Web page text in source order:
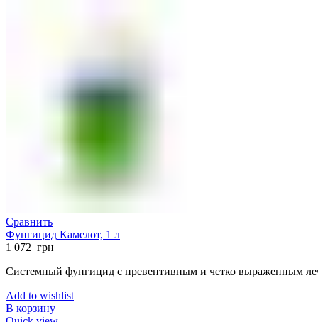
Сравнить
Фунгицид Камелот, 1 л
1 072 грн
Системный фунгицид с превентивным и четко выраженным
Add to wishlist
В корзину